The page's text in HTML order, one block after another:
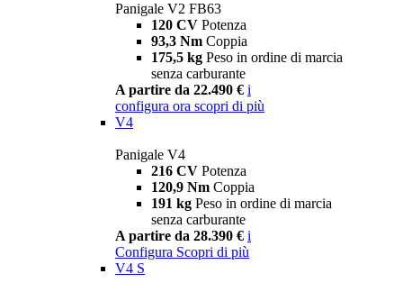
Panigale V2 FB63
120 CV Potenza
93,3 Nm Coppia
175,5 kg Peso in ordine di marcia
senza carburante
A partire da 22.490 € i
configura ora scopri di più
V4
Panigale V4
216 CV Potenza
120,9 Nm Coppia
191 kg Peso in ordine di marcia
senza carburante
A partire da 28.390 € i
Configura Scopri di più
V4 S